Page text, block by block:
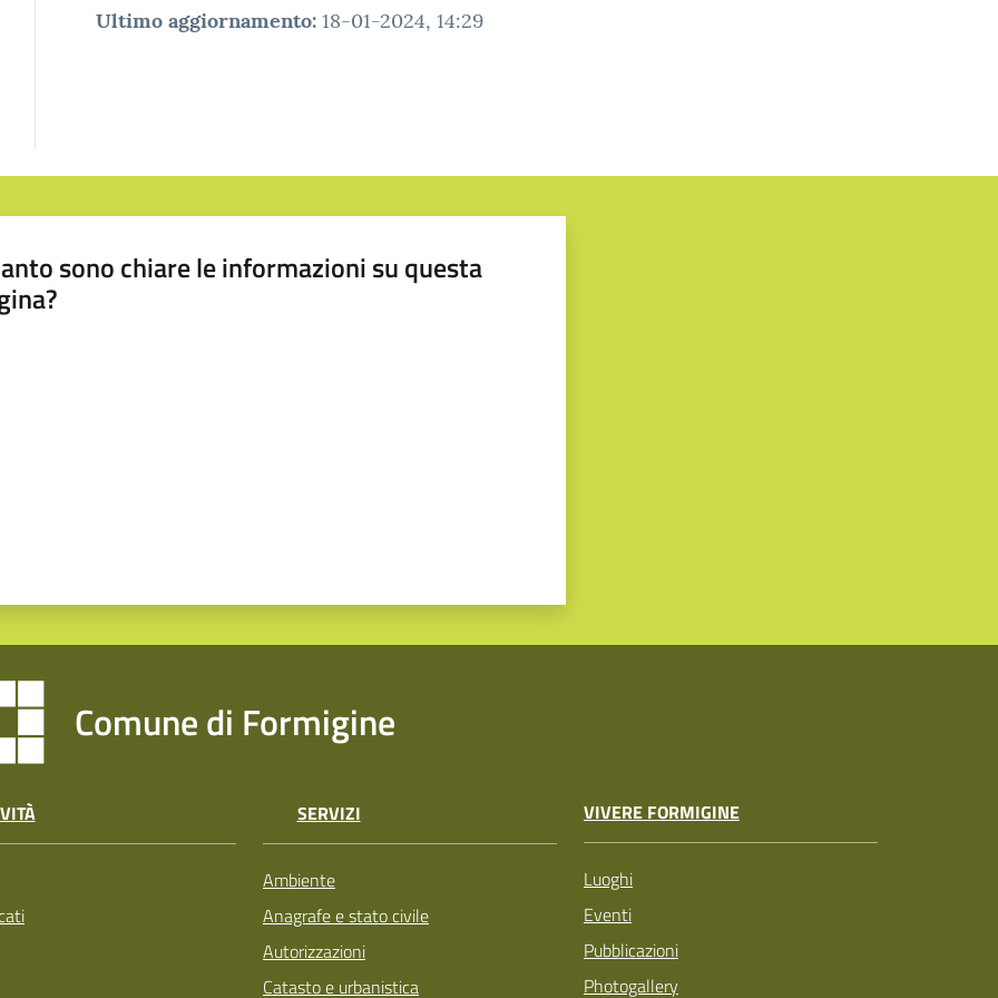
Ultimo aggiornamento: 18-01-2024, 14:29
sono chiare le informazioni su questa
Comune di Formigine
SERVIZI
Ambiente
Anagrafe e stato civile
Autorizzazioni
Catasto e urbanistica
VIVERE FORMIGINE
Luoghi
Eventi
Pubblicazioni
Photogallery